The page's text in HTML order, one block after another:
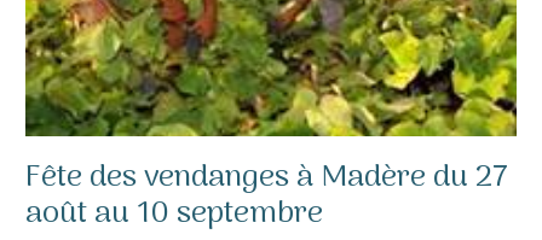
Fête des vendanges à Madère du 27
août au 10 septembre